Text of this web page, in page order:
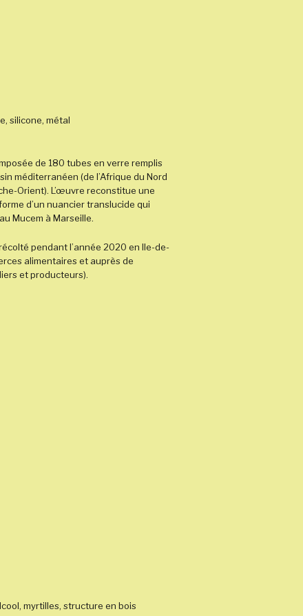
silicone, métal
de 180 tubes en verre remplis
méditerranéen (de l’Afrique du Nord
Orient). L’œuvre reconstitue une
d’un nuancier translucide qui
Mucem à Marseille.
pendant l’année 2020 en Ile-de-
alimentaires et auprès de
et producteurs).
myrtilles, structure en bois